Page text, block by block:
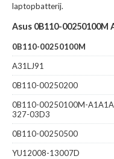
laptopbatterij.
Asus 0B110-
0B110-00250100M
A31LJ91
0B110-00250200
0B110-00250100M-
327-03D3
0B110-00250500
YU12008-13007D